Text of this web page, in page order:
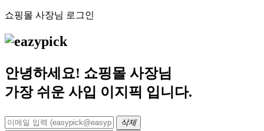
쇼핑몰 사장님 로그인
안녕하세요! 쇼핑몰 사장님
가장 쉬운 사입 이지픽 입니다.
삭제